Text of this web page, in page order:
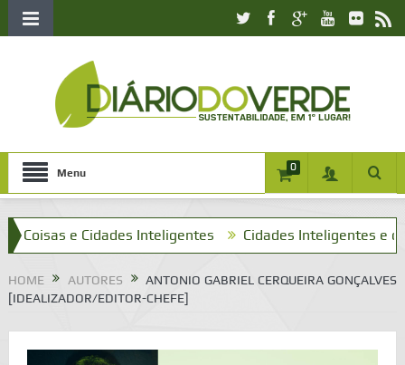
Menu 0
e Cidades Inteligentes Cidades Inteligentes e o que
HOME AUTORES
ANTONIO GABRIEL CERQUEIRA GONÇALVES
[IDEALIZADOR/EDITOR-CHEFE]